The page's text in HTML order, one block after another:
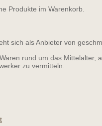
Produkte im Warenkorb.
sich als Anbieter von
rund um das Mittelalter,
zu vermitteln.